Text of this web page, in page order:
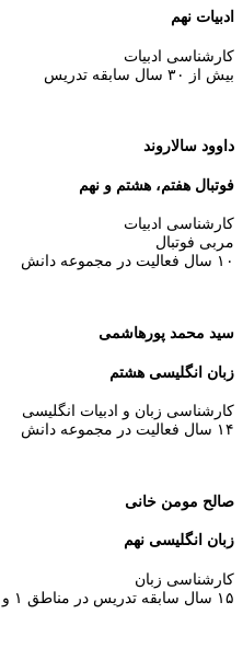
ادبیات نهم
كارشناسی ادبیات
بیش از ۳۰ سال سابقه تدريس
داوود سالاروند
فوتبال هفتم، هشتم و نهم
کارشناسی ادبیات
مربی فوتبال
۱۰ سال فعالیت در مجموعه دانش
سید محمد پورهاشمی
زبان انگلیسی هشتم
کارشناسی زبان و ادبیات انگلیسی
۱۴ سال فعالیت در مجموعه دانش
صالح مومن خانی
زبان انگلیسی نهم
كارشناسی زبان
۱۵ سال سابقه تدریس در مناطق ۱ و ۳